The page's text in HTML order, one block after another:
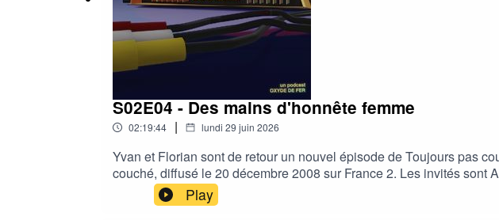
S02E04 - Des mains d'honnête femme
02:19:44 | lundi 29 juin 2026
Yvan et Florian sont de retour un nouvel épisode de Toujours pas
couché, diffusé le 20 décembre 2008 sur France 2. Les invités sont
André Bercoff et Serena Reinaldi. - Si vous voulez vivre
dans cet épisode en suivant ce lien : PLAYLIST TPC - S02E04 -
Play